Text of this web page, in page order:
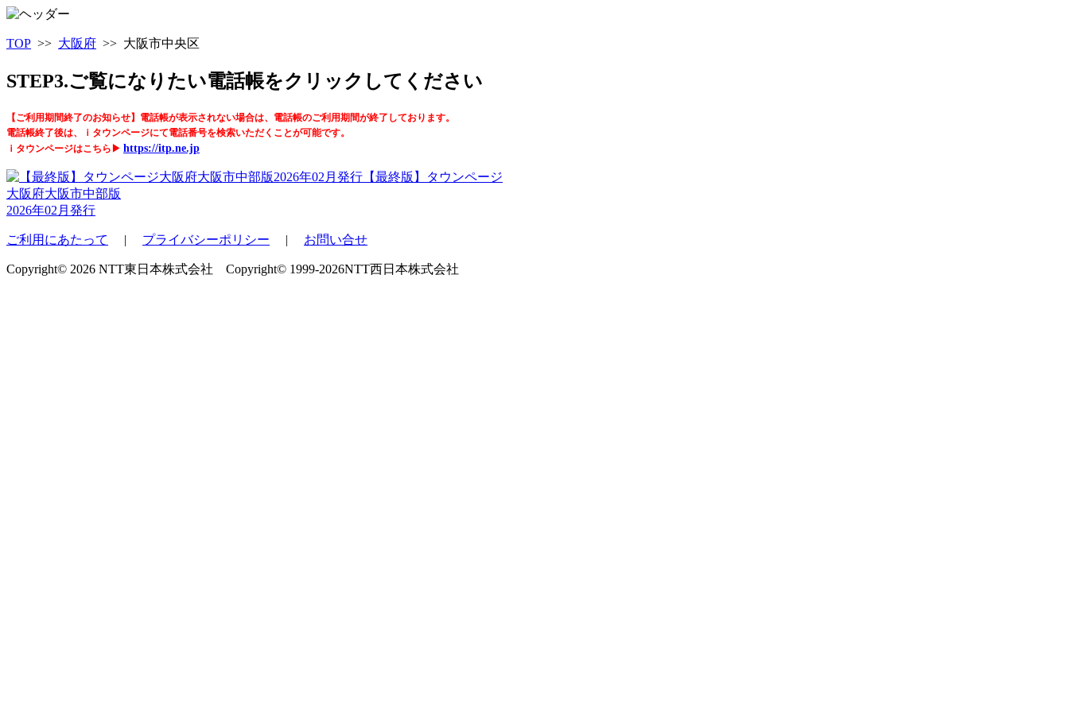
TOP >> 大阪府 >> 大阪市中央区
STEP3.ご覧になりたい電話帳をクリックしてください
【ご利用期間終了のお知らせ】電話帳が表示されない場合は、電話帳のご利用期間が終了しております。
電話帳終了後は、ｉタウンページにて電話番号を検索いただくことが可能です。
ｉタウンページはこちら▶ https://itp.ne.jp
【最終版】タウンページ
大阪府大阪市中部版
2026年02月発行
ご利用にあたって | プライバシーポリシー | お問い合せ
Copyright© 2026 NTT東日本株式会社 Copyright© 1999-2026NTT西日本株式会社